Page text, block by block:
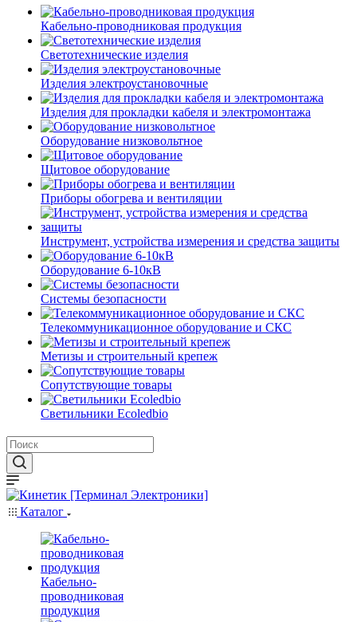
Кабельно-проводниковая продукция
Светотехнические изделия
Изделия электроустановочные
Изделия для прокладки кабеля и электромонтажа
Оборудование низковольтное
Щитовое оборудование
Приборы обогрева и вентиляции
Инструмент, устройства измерения и средства защиты
Оборудование 6-10кВ
Системы безопасности
Телекоммуникационное оборудование и СКС
Метизы и строительный крепеж
Сопутствующие товары
Светильники Ecoledbio
Каталог
Кабельно-
проводниковая
продукция